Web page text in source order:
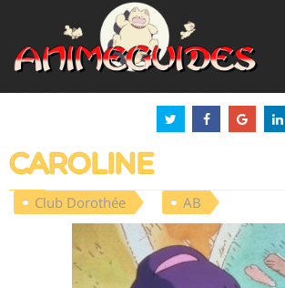
CAROLINE
Club Dorothée AB
Panneau de gestion des cookies